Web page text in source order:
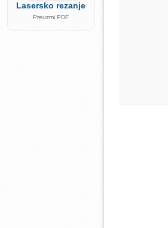
Lasersko rezanje
Preuzmi PDF